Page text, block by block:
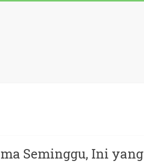
Seminggu, Ini yang